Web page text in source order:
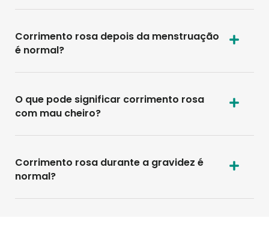
Corrimento rosa depois da menstruação
é normal?
O que pode significar corrimento rosa
com mau cheiro?
Corrimento rosa durante a gravidez é
normal?